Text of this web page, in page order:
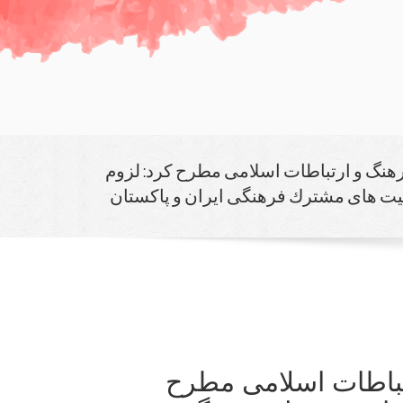
و ارتباطات اسلامی مطرح كرد: لزوم
های مشترك فرهنگی ایران و پاكستان
اسلامی مطرح